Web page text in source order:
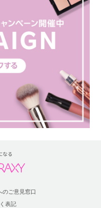
のご意見窓口
表記